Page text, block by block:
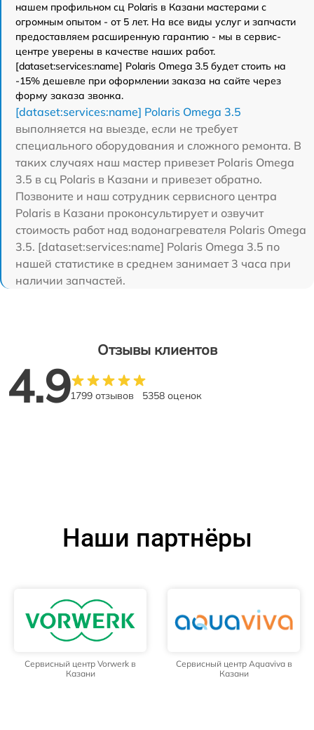
нашем профильном сц Polaris в Казани мастерами с
огромным опытом - от 5 лет. На все виды услуг и запчасти
предоставляем расширенную гарантию - мы в сервис-
центре уверены в качестве наших работ.
[dataset:services:name] Polaris Omega 3.5 будет стоить на
-15% дешевле при оформлении заказа на сайте через
форму заказа звонка.
[dataset:services:name] Polaris Omega 3.5
выполняется на выезде, если не требует
специального оборудования и сложного ремонта. В
таких случаях наш мастер привезет Polaris Omega
3.5 в сц Polaris в Казани и привезет обратно.
Позвоните и наш сотрудник сервисного центра
Polaris в Казани проконсультирует и озвучит
стоимость работ над водонагревателя Polaris Omega
3.5. [dataset:services:name] Polaris Omega 3.5 по
нашей статистике в среднем занимает 3 часа при
наличии запчастей.
Отзывы клиентов
4.91799 отзывов 5358 оценок
Наши партнёры
Сервисный центр Vorwerk в
Казани
Сервисный центр Aquaviva в
Казани